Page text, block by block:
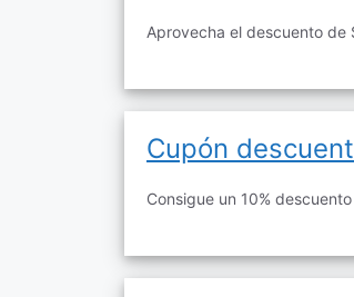
Aprovecha el descuento
Cupón
Consigue un 10%